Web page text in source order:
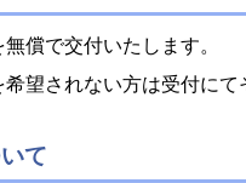
償で交付いたします。
望されない方は受付にて
て